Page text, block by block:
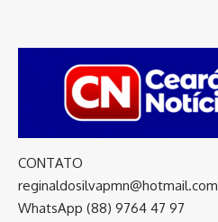
CONTATO
reginaldosilvapmn@hotmail.com
WhatsApp (88) 9764 47 97